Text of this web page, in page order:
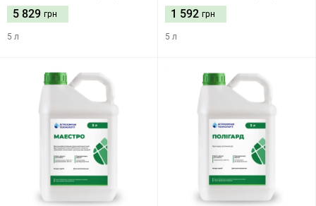
5 829 грн
5 л
1 592 грн
5 л